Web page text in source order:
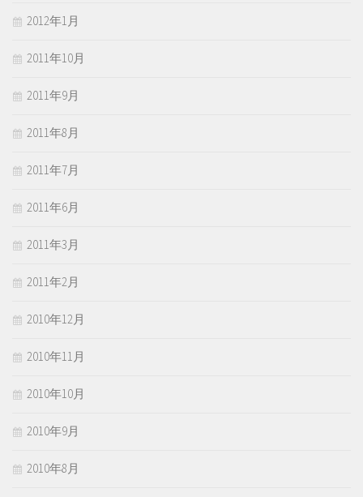
2012年1月
2011年10月
2011年9月
2011年8月
2011年7月
2011年6月
2011年3月
2011年2月
2010年12月
2010年11月
2010年10月
2010年9月
2010年8月